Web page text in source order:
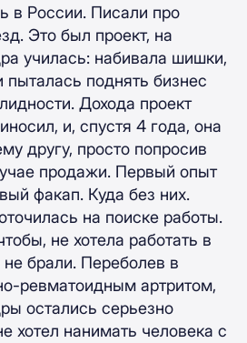
в России. Писали про
Это был проект, на
училась: набивала шишки,
пыталась поднять бизнес
Дохода проект
и, спустя 4 года, она
другу, просто попросив
продажи. Первый опыт
факап. Куда без них.
на поиске работы.
не хотела работать в
брали. Переболев в
ревматоидным артритом,
остались серьезно
хотел нанимать человека с